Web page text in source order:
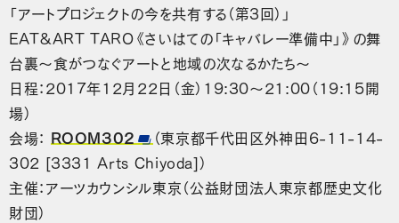
「アートプロジェクトの今を共有する（第3回）」
EAT&ART TARO《さいはての「キャバレー準備中」》の舞
台裏～食がつなぐアートと地域の次なるかたち～
日程：2017年12月22日（金）19:30～21:00（19:15開
場）
会場： ROOM302
（東京都千代田区外神田6-11-14-
302 [3331 Arts Chiyoda]）
主催：アーツカウンシル東京（公益財団法人東京都歴史文化
財団）